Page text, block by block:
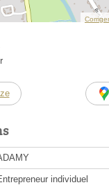
individuel